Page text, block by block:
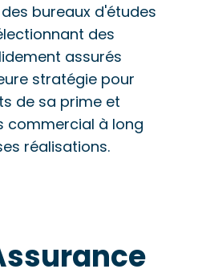
bureaux d'études
des
assurés
stratégie pour
de sa prime et
commercial à long
réalisations.